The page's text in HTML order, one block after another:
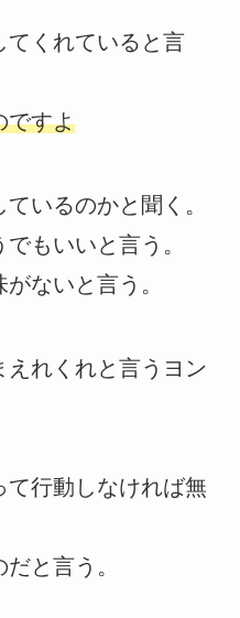
てくれていると言
ですよ
いるのかと聞く。
もいいと言う。
ないと言う。
れくれと言うヨン
て行動しなければ無
と言う。